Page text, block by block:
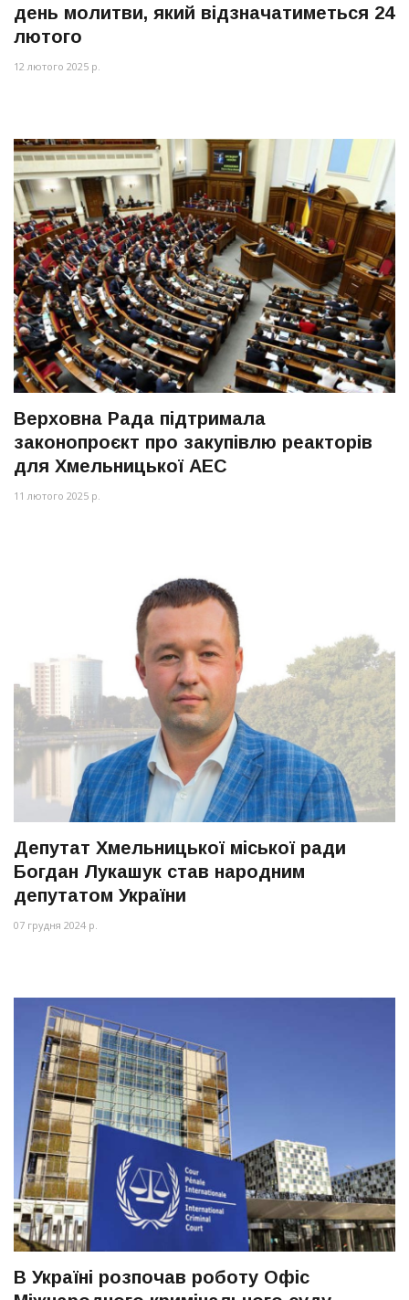
день молитви, який відзначатиметься 24
лютого
12 лютого 2025 р.
Верховна Рада підтримала
законопроєкт про закупівлю реакторів
для Хмельницької АЕС
11 лютого 2025 р.
Депутат Хмельницької міської ради
Богдан Лукашук став народним
депутатом України
07 грудня 2024 р.
В Україні розпочав роботу Офіс